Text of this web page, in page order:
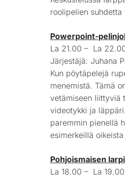
roolipelien
Powerpoint-
La 21.00 – La
Järjestäjä: Juhana
Kun pöytäpelejä
menemistä. Tämä
vetämiseen liittyviä
videotykki ja
paremmin pienellä
esimerkeillä
Pohjoismaisen
La 18.00 – La